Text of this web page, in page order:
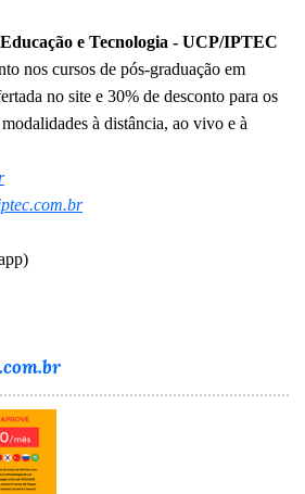
e Tecnologia - UCP/IPTEC
nos cursos de pós-graduação em
no site e 30% de desconto para os
à distância, ao vivo e à